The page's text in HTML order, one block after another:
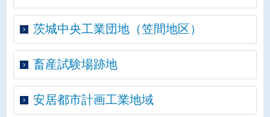
茨城中央工業団地（笠間地区）
畜産試験場跡地
安居都市計画工業地域